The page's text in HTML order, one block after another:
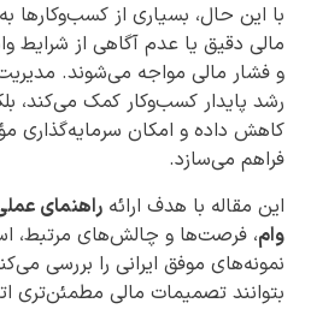
با این حال، بسیاری از کسب‌وکارها
مالی دقیق یا عدم آگاهی از شرایط
و فشار مالی مواجه می‌شوند.
رشد پایدار کسب‌وکار کمک می‌کند،
کاهش داده و امکان سرمایه‌گذاری
فراهم می‌سازد.
این مقاله با هدف ارائه راهنمای
وام، فرصت‌ها و چالش‌های مرتبط،
نمونه‌های موفق ایرانی را بررسی
بتوانند تصمیمات مالی مطمئن‌تری